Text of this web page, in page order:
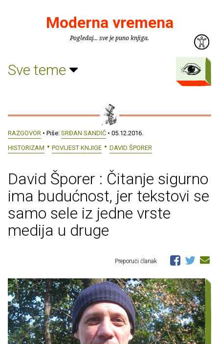
Moderna vremena
Pogledaj... sve je puno knjiga.
Sve teme
RAZGOVOR • Piše: SRĐAN SANDIĆ • 05.12.2016.
HISTORIZAM
POVIJEST KNJIGE DAVID ŠPORER
David Šporer : Čitanje sigurno
ima budućnost, jer tekstovi se
samo sele iz jedne vrste
medija u druge
Preporuči članak